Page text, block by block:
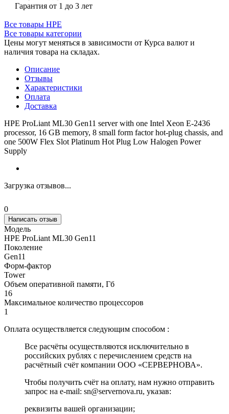
Гарантия от 1 до 3 лет
Все товары HPE
Все товары категории
Цены могут меняться в зависимости от Курса валют и
наличия товара на складах.
Описание
Отзывы
Характеристики
Оплата
Доставка
HPE ProLiant ML30 Gen11 server with one Intel Xeon E-2436
processor, 16 GB memory, 8 small form factor hot-plug chassis, and
one 500W Flex Slot Platinum Hot Plug Low Halogen Power
Supply
Загрузка отзывов...
0
Написать отзыв
Модель
HPE ProLiant ML30 Gen11
Поколение
Gen11
Форм-фактор
Tower
Объем оперативной памяти, Гб
16
Максимальное количество процессоров
1
Оплата осуществляется следующим способом :
Все расчёты осуществляются исключительно в
российских рублях с перечислением средств на
расчётный счёт компании ООО «СЕРВЕРНОВА».
Чтобы получить счёт на оплату, нам нужно отправить
запрос на e-mail: sn@servernova.ru, указав:
реквизиты вашей организации;